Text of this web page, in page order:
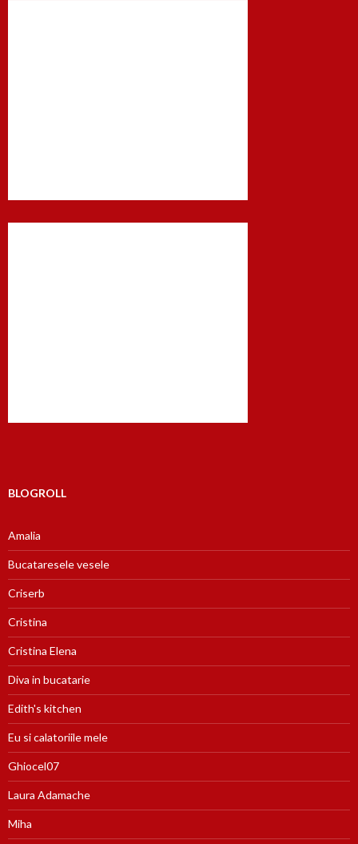
BLOGROLL
Amalia
Bucataresele vesele
Criserb
Cristina
Cristina Elena
Diva in bucatarie
Edith's kitchen
Eu si calatoriile mele
Ghiocel07
Laura Adamache
Miha